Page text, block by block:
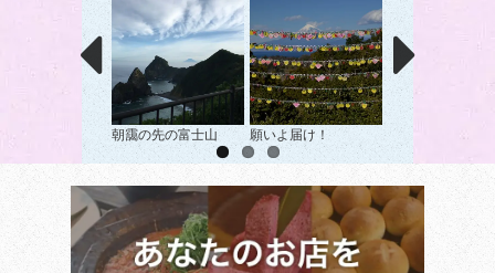
朝靄の先の富士山 願いよ届け！